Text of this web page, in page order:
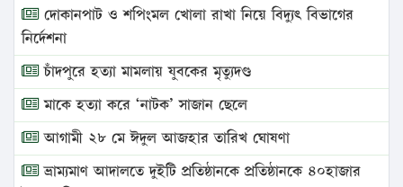
দোকানপাট ও শপিংমল খোলা রাখা নিয়ে বিদ্যুৎ বিভাগের
নির্দেশনা
চাঁদপুরে হত্যা মামলায় যুবকের মৃত্যুদণ্ড
মাকে হত্যা করে ‘নাটক’ সাজান ছেলে
আগামী ২৮ মে ঈদুল আজহার তারিখ ঘোষণা
ভ্রাম্যমাণ আদালতে দুইটি প্রতিষ্ঠানকে প্রতিষ্ঠানকে ৪০হাজার